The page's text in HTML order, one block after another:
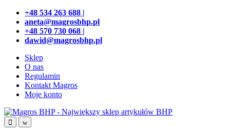
Przejdź
nawigacji
Przeskocz
treści
+48 534 263 688 |
aneta@magrosbhp.pl
+48 570 730 068 |
dawid@magrosbhp.pl
Sklep
O nas
Regulamin
Kontakt Magros
Moje konto